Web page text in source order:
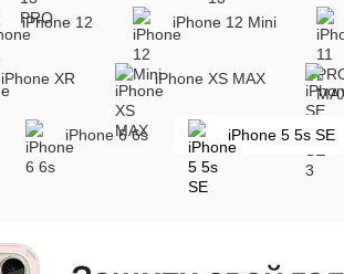
iPhone 12 iPhone 12 Mini
iPhone XR iPhone XS MAX
iPhone 6 6s iPhone 5 5s SE